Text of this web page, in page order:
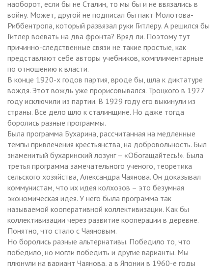
наоборот, если бы не Сталин, то мы бы и не ввязались в
войну. Может, другой не подписал бы пакт Молотова-
Риббентропа, который развязал руки Гитлеру. А решился бы
Гитлер воевать на два фронта? Вряд ли. Поэтому тут
причинно-следственные связи не такие простые, как
представляют себе авторы учебников, комплиментарные
по отношению к власти.
В конце 1920-х годов партия, вроде бы, шла к диктатуре
вождя. Этот вождь уже прорисовывался. Троцкого в 1927
году исключили из партии. В 1929 году его выкинули из
страны. Все дело шло к сталинщине. Но даже тогда
боролись разные программы.
Была программа Бухарина, рассчитанная на медленные
темпы привлечения крестьянства, на добровольность. Был
знаменитый бухаринский лозунг – «Обогащайтесь!». Была
третья программа замечательного ученого, теоретика
сельского хозяйства, Александра Чаянова. Он доказывал
коммунистам, что их идея колхозов – это безумная
экономическая идея. У него была программа так
называемой кооперативной коллективизации. Как бы
коллективизации через развитие кооперации в деревне.
Понятно, что стало с Чаяновым.
Но боролись разные альтернативы. Победило то, что
победило, но могли победить и другие варианты. Мы
плюнули на вариант Чаянова, а в Японии в 1960-е годы